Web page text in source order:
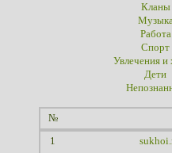
Кланы
Музыка
Работа
Спорт
Увлечения и
Дети
№
1